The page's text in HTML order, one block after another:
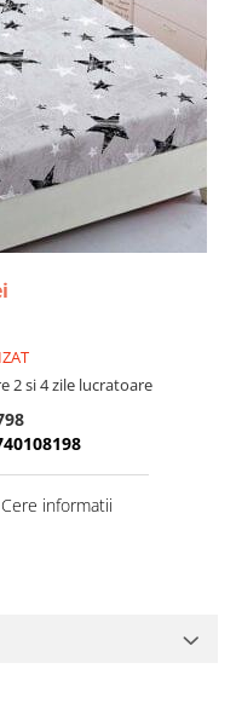
2 si 4 zile lucratoare
informatii